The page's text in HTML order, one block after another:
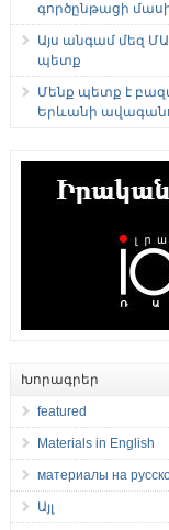
գործընթացի
Այս անգամ մեզ
պետք
Մենք պետք է
Երևանի
Խորագրեր
featured
Materials in English
материалы на
Այլ